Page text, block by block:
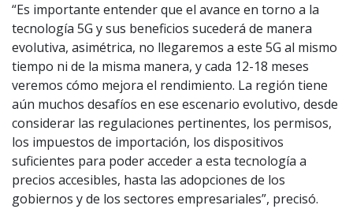
“Es importante entender que el avance en torno a la
tecnología 5G y sus beneficios sucederá de manera
evolutiva, asimétrica, no llegaremos a este 5G al mismo
tiempo ni de la misma manera, y cada 12-18 meses
veremos cómo mejora el rendimiento. La región tiene
aún muchos desafíos en ese escenario evolutivo, desde
considerar las regulaciones pertinentes, los permisos,
los impuestos de importación, los dispositivos
suficientes para poder acceder a esta tecnología a
precios accesibles, hasta las adopciones de los
gobiernos y de los sectores empresariales”, precisó.